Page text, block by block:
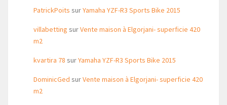
PatrickPoits surYamaha YZF-R3 Sports Bike 2015
villabetting surVente maison à Elgorjani- superficie 420
m2
kvartira 78 surYamaha YZF-R3 Sports Bike 2015
DominicGed surVente maison à Elgorjani- superficie 420
m2